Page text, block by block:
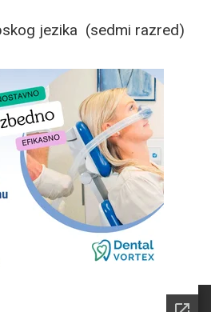
jezika (sedmi razred)